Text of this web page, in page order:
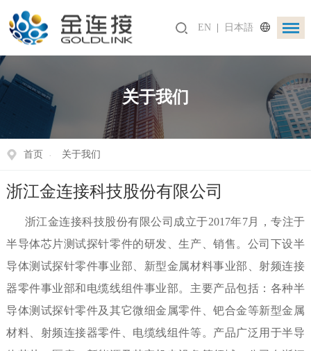
EN 日本語
关于我们
首页 关于我们
浙江金连接科技股份有限公司
浙江金连接科技股份有限公司成立于2017年7月，专注于
半导体芯片测试探针零件的研发、生产、销售。公司下设半
导体测试探针零件事业部、新型金属材料事业部、射频连接
器零件事业部和电缆线组件事业部。主要产品包括：各种半
导体测试探针零件及其它微细金属零件、钯合金等新型金属
材料、射频连接器零件、电缆线组件等。产品广泛用于半导